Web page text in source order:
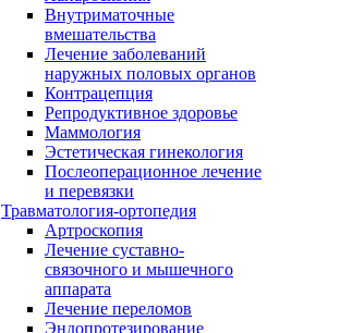
Внутриматочные
вмешательства
Лечение заболеваний
наружных половых органов
Контрацепция
Репродуктивное здоровье
Маммология
Эстетическая гинекология
Послеоперационное лечение
и перевязки
Травматология-ортопедия
Артроскопия
Лечение суставно-
связочного и мышечного
аппарата
Лечение переломов
Эндопротезирование